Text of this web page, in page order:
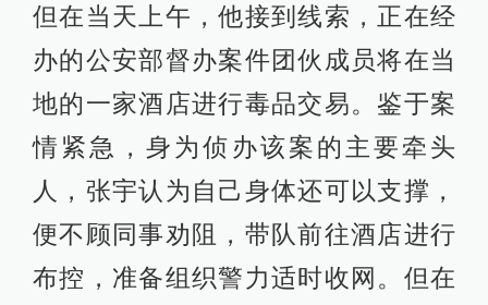
但在当天上午，他接到线索，正在经
办的公安部督办案件团伙成员将在当
地的一家酒店进行毒品交易。鉴于案
情紧急，身为侦办该案的主要牵头
人，张宇认为自己身体还可以支撑，
便不顾同事劝阻，带队前往酒店进行
布控，准备组织警力适时收网。但在